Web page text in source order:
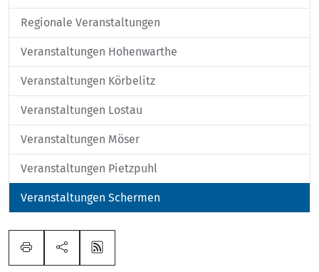
Regionale Veranstaltungen
Veranstaltungen Hohenwarthe
Veranstaltungen Körbelitz
Veranstaltungen Lostau
Veranstaltungen Möser
Veranstaltungen Pietzpuhl
Veranstaltungen Schermen